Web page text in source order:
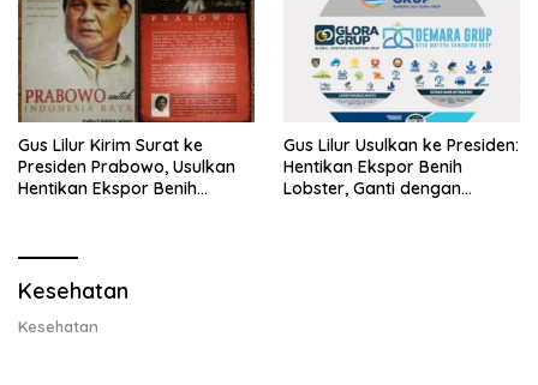
Gus Lilur Kirim Surat ke
Presiden Prabowo, Usulkan
Hentikan Ekspor Benih
Gus Lilur Usulkan ke Presiden:
Hentikan Ekspor Benih
Lobster, Ganti dengan
Kesehatan
Kesehatan